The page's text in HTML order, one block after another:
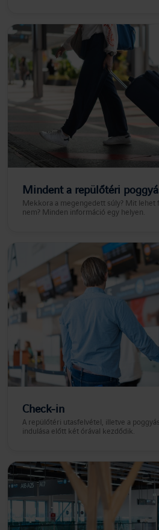
Mindent a repülőtéri
Mekkora a megengedett súly? Mit
nem? Minden információ egy helyen.
Check-in
A repülőtéri utasfelvétel, illetve a
indulása előtt két órával kezdődik.